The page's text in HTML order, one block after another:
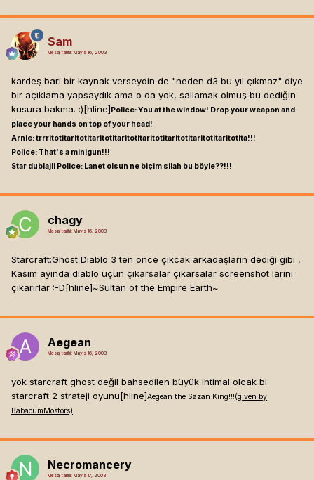
Sam
Mesaj tarihi: Mayıs 16, 2003
kardeş bari bir kaynak verseydin de "neden d3 bu yıl çıkmaz" diye
bir açıklama yapsaydık ama o da yok, sallamak olmuş bu dediğin
kusura bakma. :)[hline] Police: You at the window! Drop your weapon and
place your hands on top of your head!
Arnie: trrritotitaritotitaritotitaritotitaritotitaritotitaritotitaritotita!!!
Police: That's a minigun!!!
Star dublajli Police: Lanet olsun ne biçim silah bu böyle??!!!
chagy
Mesaj tarihi: Mayıs 16, 2003
Starcraft:Ghost Diablo 3 ten önce çıkcak arkadaşların dediği gibi ,
Kasım ayında diablo üçün çıkarsalar çıkarsalar screenshot larını
çıkarırlar :-D[hline]~Sultan of the Empire Earth~
Aegean
Mesaj tarihi: Mayıs 16, 2003
yok starcraft ghost değil bahsedilen büyük ihtimal olcak bi
starcraft 2 strateji oyunu[hline]Aegean the Sazan King!!!(given by
BabacumMostors)
Necromancery
Mesaj tarihi: Mayıs 17, 2003